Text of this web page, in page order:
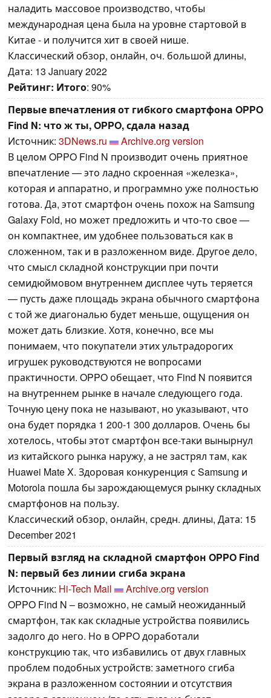
наладить массовое производство, чтобы
международная цена была на уровне стартовой в
Китае - и получится хит в своей нише.
Классический обзор, онлайн, оч. большой длины,
Дата: 13 January 2022
Рейтинг: Итого: 90%
Первые впечатления от гибкого смартфона OPPO
Find N: что ж ты, OPPO, сдала назад
Источник: 3DNews.ru
Archive.org version
В целом OPPO Find N производит очень приятное
впечатление — это ладно скроенная «железка»,
которая и аппаратно, и программно уже полностью
готова. Да, этот смартфон очень похож на Samsung
Galaxy Fold, но может предложить и что-то свое —
он компактнее, им удобнее пользоваться как в
сложенном, так и в разложенном виде. Другое дело,
что смысл складной конструкции при почти
семидюймовом внутреннем дисплее чуть теряется
— пусть даже площадь экрана обычного смартфона
с той же диагональю будет меньше, ощущения он
может дать близкие. Хотя, конечно, все мы
понимаем, что покупатели этих ультрадорогих
игрушек руководствуются не вопросами
практичности. OPPO обещает, что Find N появится
на внутреннем рынке в начале следующего года.
Точную цену пока не называют, но указывают, что
она будет порядка 1 200-1 300 долларов. Очень бы
хотелось, чтобы этот смартфон все-таки вынырнул
из китайского рынка наружу, а не застрял там, как
Huawei Mate X. Здоровая конкуренция с Samsung и
Motorola пошла бы зарождающемуся рынку складных
смартфонов на пользу.
Классический обзор, онлайн, средн. длины, Дата: 15
December 2021
Первый взгляд на складной смартфон OPPO Find
N: первый без линии сгиба экрана
Источник: Hi-Tech Mail
Archive.org version
OPPO Find N – возможно, не самый неожиданный
смартфон, так как складные устройства появились
задолго до него. Но в OPPO доработали
конструкцию так, что избавились от двух главных
проблем подобных устройств: заметного сгиба
экрана в разложенном состоянии и отсутствия